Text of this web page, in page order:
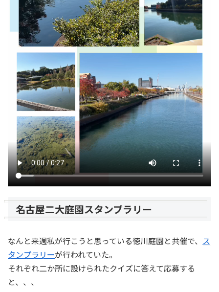
名古屋二大庭園スタンプラリー
なんと来週私が行こうと思っている徳川庭園と共催で、 ス
タンプラリーが行われていた。
それぞれ二か所に設けられたクイズに答えて応募する
と、、、